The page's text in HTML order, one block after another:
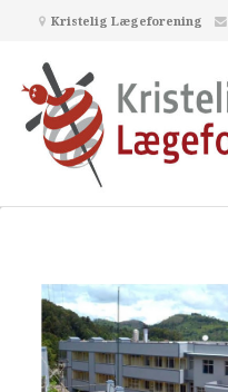
Kristelig Lægeforening